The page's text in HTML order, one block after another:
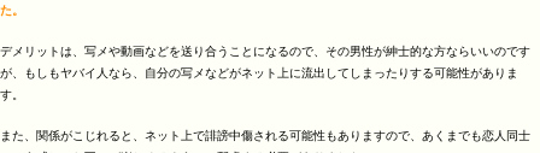
た。
デメリットは、写メや動画などを送り合うことになるので、その男性が紳士的な方ならいいのです
が、もしもヤバイ人なら、自分の写メなどがネット上に流出してしまったりする可能性がありま
す。
また、関係がこじれると、ネット上で誹謗中傷される可能性もありますので、あくまでも恋人同士